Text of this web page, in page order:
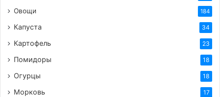
Овощи 184
Капуста 34
Картофель 23
Помидоры 18
Огурцы 18
Морковь 17